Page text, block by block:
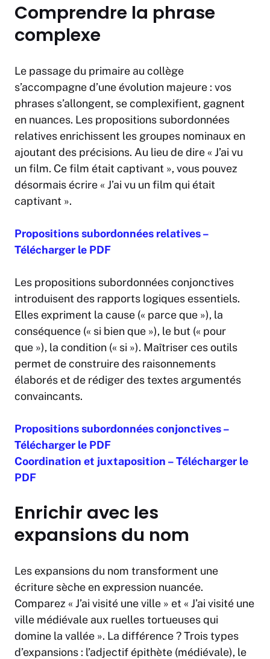
Comprendre la phrase
complexe
Le passage du primaire au collège
s’accompagne d’une évolution majeure : vos
phrases s’allongent, se complexifient, gagnent
en nuances. Les propositions subordonnées
relatives enrichissent les groupes nominaux en
ajoutant des précisions. Au lieu de dire « J’ai vu
un film. Ce film était captivant », vous pouvez
désormais écrire « J’ai vu un film qui était
captivant ».
Propositions subordonnées relatives –
Télécharger le PDF
Les propositions subordonnées conjonctives
introduisent des rapports logiques essentiels.
Elles expriment la cause (« parce que »), la
conséquence (« si bien que »), le but (« pour
que »), la condition (« si »). Maîtriser ces outils
permet de construire des raisonnements
élaborés et de rédiger des textes argumentés
convaincants.
Propositions subordonnées conjonctives –
Télécharger le PDF
Coordination et juxtaposition – Télécharger le
PDF
Enrichir avec les
expansions du nom
Les expansions du nom transforment une
écriture sèche en expression nuancée.
Comparez « J’ai visité une ville » et « J’ai visité une
ville médiévale aux ruelles tortueuses qui
domine la vallée ». La différence ? Trois types
d’expansions : l’adjectif épithète (médiévale), le